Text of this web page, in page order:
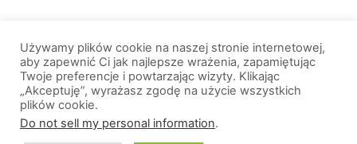
© 2013-2026, All Rights Reserved. Wszelkie prawa zastrzeżone. |
Używamy plików cookie na naszej stronie internetowej,
aby zapewnić Ci jak najlepsze wrażenia, zapamiętując
Twoje preferencje i powtarzając wizyty. Klikając
„Akceptuję”, wyrażasz zgodę na użycie wszystkich
plików cookie.
Do not sell my personal information.